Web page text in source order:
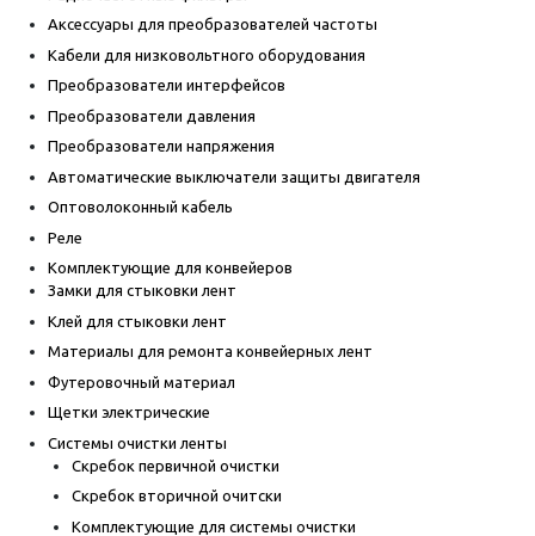
Аксессуары для преобразователей частоты
Кабели для низковольтного оборудования
Преобразователи интерфейсов
Преобразователи давления
Преобразователи напряжения
Автоматические выключатели защиты двигателя
Оптоволоконный кабель
Реле
Комплектующие для конвейеров
Замки для стыковки лент
Клей для стыковки лент
Материалы для ремонта конвейерных лент
Футеровочный материал
Щетки электрические
Системы очистки ленты
Скребок первичной очистки
Скребок вторичной очитски
Комплектующие для системы очистки